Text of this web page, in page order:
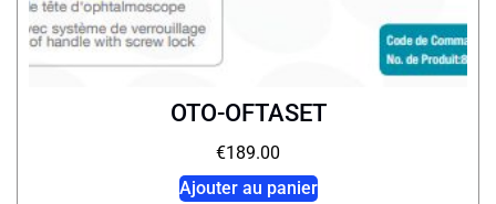
OTO-OFTASET
€189.00
Ajouter au panier